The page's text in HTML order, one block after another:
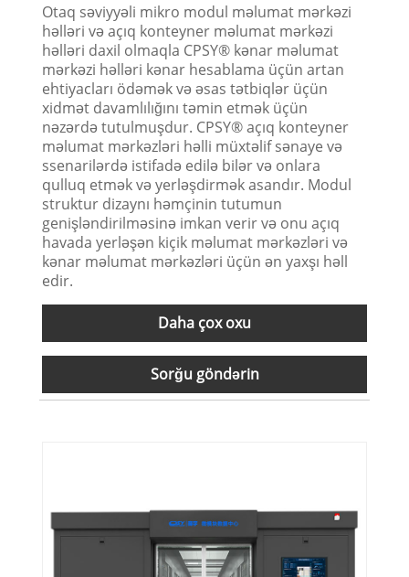
Otaq səviyyəli mikro modul məlumat mərkəzi
həlləri və açıq konteyner məlumat mərkəzi
həlləri daxil olmaqla CPSY® kənar məlumat
mərkəzi həlləri kənar hesablama üçün artan
ehtiyacları ödəmək və əsas tətbiqlər üçün
xidmət davamlılığını təmin etmək üçün
nəzərdə tutulmuşdur. CPSY® açıq konteyner
məlumat mərkəzləri həlli müxtəlif sənaye və
ssenarilərdə istifadə edilə bilər və onlara
qulluq etmək və yerləşdirmək asandır. Modul
struktur dizaynı həmçinin tutumun
genişləndirilməsinə imkan verir və onu açıq
havada yerləşən kiçik məlumat mərkəzləri və
kənar məlumat mərkəzləri üçün ən yaxşı həll
edir.
Daha çox oxu
Sorğu göndərin